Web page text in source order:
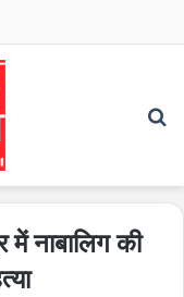
में नाबालिग की